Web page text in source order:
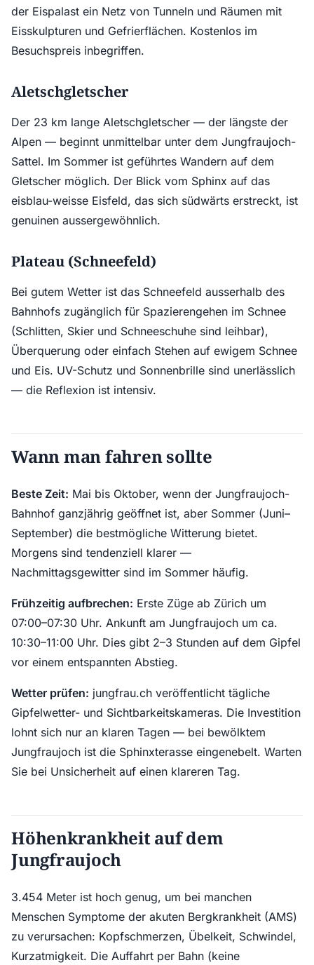
der Eispalast ein Netz von Tunneln und Räumen mit
Eisskulpturen und Gefrierflächen. Kostenlos im
Besuchspreis inbegriffen.
Aletschgletscher
Der 23 km lange Aletschgletscher — der längste der
Alpen — beginnt unmittelbar unter dem Jungfraujoch-
Sattel. Im Sommer ist geführtes Wandern auf dem
Gletscher möglich. Der Blick vom Sphinx auf das
eisblau-weisse Eisfeld, das sich südwärts erstreckt, ist
genuinen aussergewöhnlich.
Plateau (Schneefeld)
Bei gutem Wetter ist das Schneefeld ausserhalb des
Bahnhofs zugänglich für Spazierengehen im Schnee
(Schlitten, Skier und Schneeschuhe sind leihbar),
Überquerung oder einfach Stehen auf ewigem Schnee
und Eis. UV-Schutz und Sonnenbrille sind unerlässlich
— die Reflexion ist intensiv.
Wann man fahren sollte
Beste Zeit: Mai bis Oktober, wenn der Jungfraujoch-
Bahnhof ganzjährig geöffnet ist, aber Sommer (Juni–
September) die bestmögliche Witterung bietet.
Morgens sind tendenziell klarer —
Nachmittagsgewitter sind im Sommer häufig.
Frühzeitig aufbrechen: Erste Züge ab Zürich um
07:00–07:30 Uhr. Ankunft am Jungfraujoch um ca.
10:30–11:00 Uhr. Dies gibt 2–3 Stunden auf dem Gipfel
vor einem entspannten Abstieg.
Wetter prüfen: jungfrau.ch veröffentlicht tägliche
Gipfelwetter- und Sichtbarkeitskameras. Die Investition
lohnt sich nur an klaren Tagen — bei bewölktem
Jungfraujoch ist die Sphinxterasse eingenebelt. Warten
Sie bei Unsicherheit auf einen klareren Tag.
Höhenkrankheit auf dem
Jungfraujoch
3.454 Meter ist hoch genug, um bei manchen
Menschen Symptome der akuten Bergkrankheit (AMS)
zu verursachen: Kopfschmerzen, Übelkeit, Schwindel,
Kurzatmigkeit. Die Auffahrt per Bahn (keine